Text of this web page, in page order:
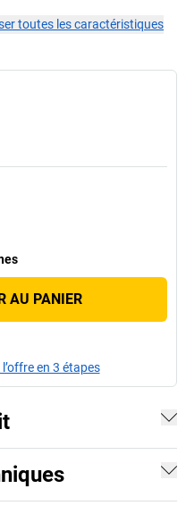
toutes les caractéristiques
AU PANIER
en 3 étapes